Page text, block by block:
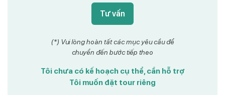
Tư vấn
(*) Vui lòng hoàn tất các mục yêu cầu để
chuyển đến bước tiếp theo
Tôi chưa có kế hoạch cụ thể, cần hỗ trợ
Tôi muốn đặt tour riêng